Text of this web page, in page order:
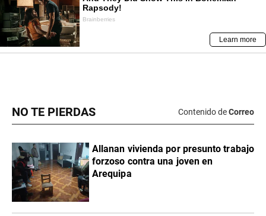
NO TE PIERDAS Contenido deCorreo
Allanan vivienda por presunto trabajo
forzoso contra una joven en
Arequipa